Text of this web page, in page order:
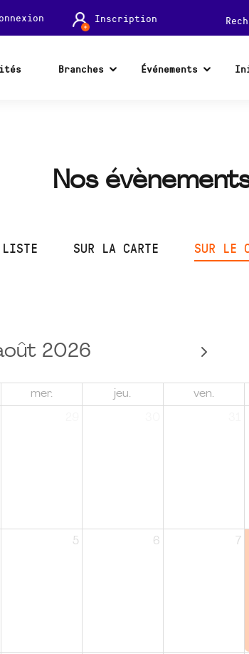
Inscription
Branches Événements
Nos
SUR LA CARTE SUR LE
2026
mer. jeu. ven.
5 6 7